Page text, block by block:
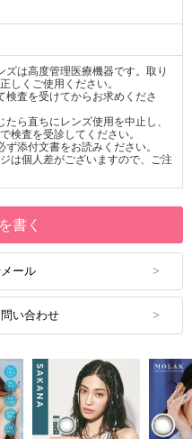
ズは高度管理医療機器です。取り
しくご使用ください。
検査を受けてからお求めくださ
たら直ちにレンズ使用を中止し、
検査を受診してください。
ず添付文書をお読みください。
は個人差がございますので、ご注
書く
ール
い合わせ